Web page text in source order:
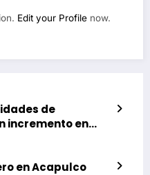
Edit your Profile now.
de
incremento en
en Acapulco